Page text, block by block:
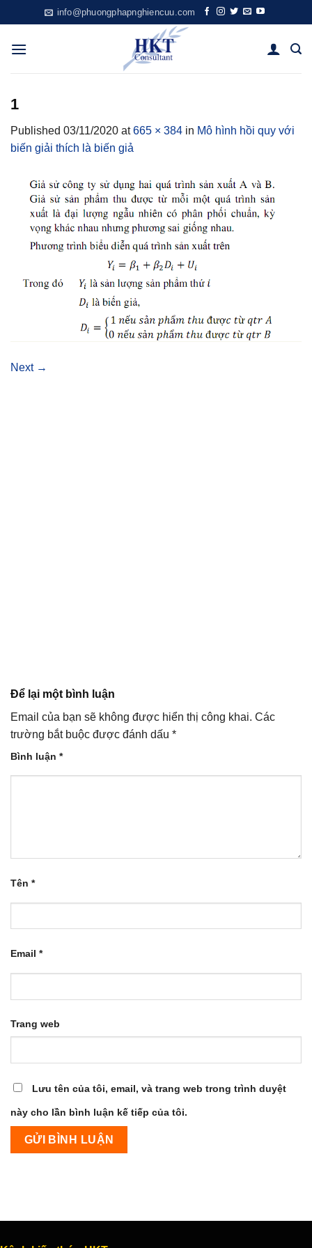
to
content
info@phuongphapnghiencuu.com
1
Published 03/11/2020 at665 × 384 in Mô hình hồi quy với
biến giải thích là biến giả
Next →
Để lại một bình luận
Email của bạn sẽ không được hiển thị công khai. Các
trường bắt buộc được đánh dấu *
Bình luận *
Tên *
Email *
Trang web
Lưu tên của tôi, email, và trang web trong trình duyệt
này cho lần bình luận kế tiếp của tôi.